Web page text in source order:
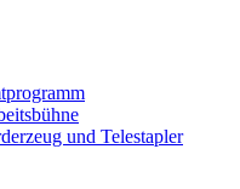
und Telestapler